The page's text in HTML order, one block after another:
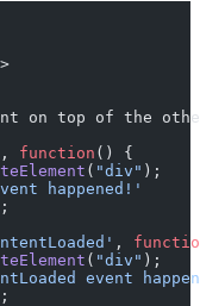
>
on top of the
, function () {
( "div" );
happened!'
,
( "div" );
event